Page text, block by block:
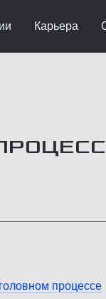
Карьера
процессе